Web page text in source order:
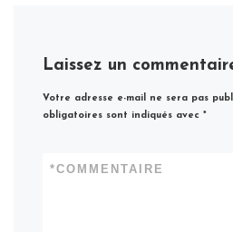
Laissez un
Votre adresse e-mail ne sera pas
obligatoires sont indiqués avec*
COMMENTAIRE
*